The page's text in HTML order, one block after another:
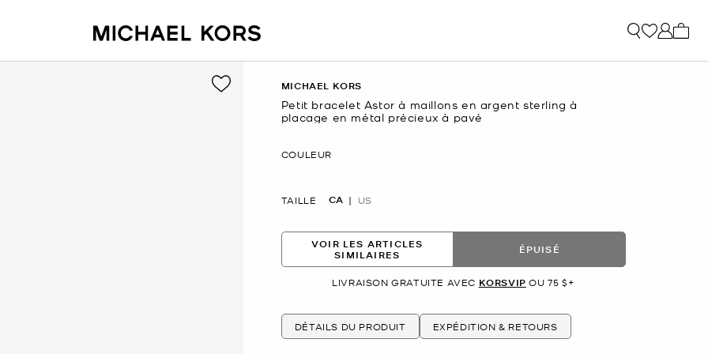
MICHAEL KORS
Petit bracelet Astor à maillons en argent sterling à
placage en métal précieux à pavé
COULEUR
TAILLE CA US
VOIR LES ARTICLES
SIMILAIRES
ÉPUISÉ
LIVRAISON GRATUITE AVEC KORSVIP OU 75 $+
DÉTAILS DU PRODUIT EXPÉDITION & RETOURS